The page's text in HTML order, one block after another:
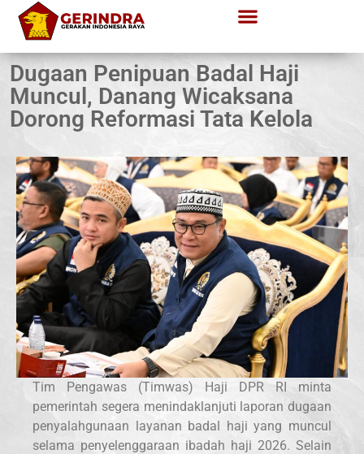
Dugaan Penipuan Badal Haji
Muncul, Danang Wicaksana
Dorong Reformasi Tata Kelola
Tim Pengawas (Timwas) Haji DPR RI minta
pemerintah segera menindaklanjuti laporan dugaan
penyalahgunaan layanan badal haji yang muncul
selama penyelenggaraan ibadah haji 2026. Selain